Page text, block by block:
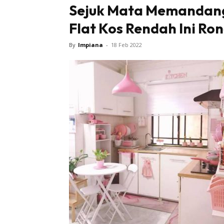
Buletin
Inspirasi
Sejuk Mata
Flat Kos Rendah Ini
By Impiana - 18 Feb 2022